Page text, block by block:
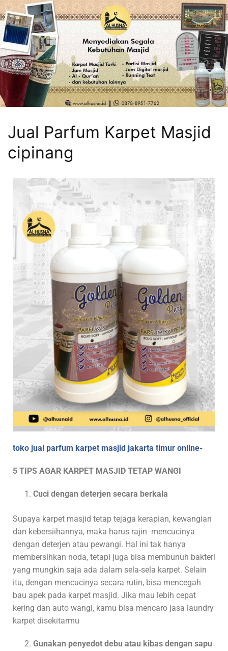
Jual Parfum Karpet Masjid
cipinang
toko jual parfum karpet masjid jakarta timur online-
5 TIPS AGAR KARPET MASJID TETAP WANGI
Cuci dengan deterjen secara berkala
Supaya karpet masjid tetap tejaga kerapian, kewangian
dan kebersiihannya, maka harus rajin mencucinya
dengan deterjen atau pewangi. Hal ini tak hanya
membersihkan noda, tetapi juga bisa membunuh bakteri
yang mungkin saja ada dalam sela-sela karpet. Selain
itu, dengan mencucinya secara rutin, bisa mencegah
bau apek pada karpet masjid. Jika mau lebih cepat
kering dan auto wangi, kamu bisa mencaro jasa laundry
karpet disekitarmu
Gunakan penyedot debu atau kibas dengan sapu